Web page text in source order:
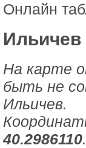
Онлайн
Ильичев
На карте
быть не
Ильичев.
40.2986110.